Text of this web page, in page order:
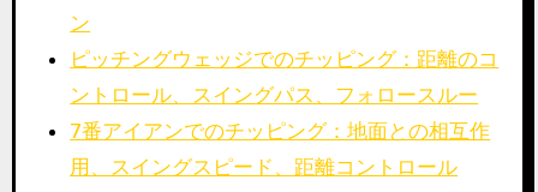
ン
ピッチングウェッジでのチッピング：距離のコ
ントロール、スイングパス、フォロースルー
7番アイアンでのチッピング：地面との相互作
用、スイングスピード、距離コントロール